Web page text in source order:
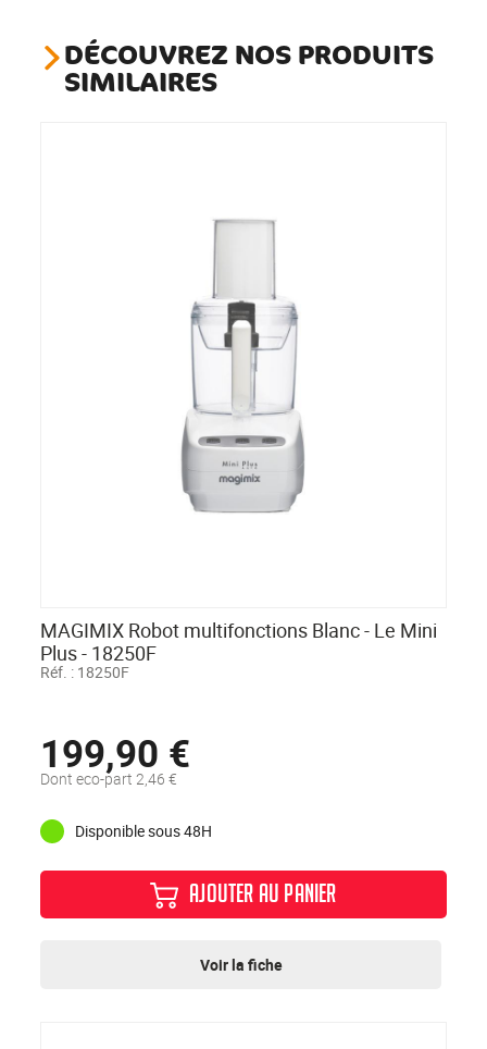
DÉCOUVREZ NOS PRODUITS
SIMILAIRES
MAGIMIX Robot multifonctions Blanc - Le Mini
Plus - 18250F
Réf. : 18250F
199,90 €
Dont eco-part 2,46 €
Disponible sous 48H
AJOUTER AU PANIER
Voir la fiche